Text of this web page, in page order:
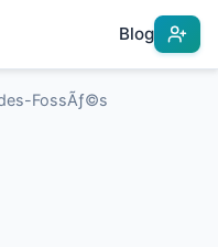
Blog
FossÃƒ©s